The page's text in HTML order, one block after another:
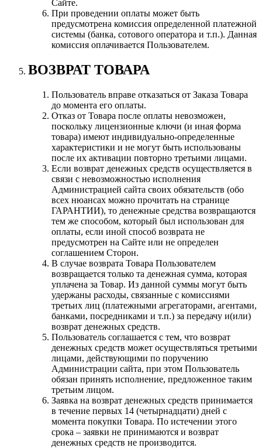
Сайте.
При проведении оплаты может быть
предусмотрена комиссия определенной платежной
системы (банка, сотового оператора и т.п.). Данная
комиссия оплачивается Пользователем.
ВОЗВРАТ ТОВАРА
Пользователь вправе отказаться от Заказа Товара
до момента его оплаты.
Отказ от Товара после оплаты невозможен,
поскольку лицензионные ключи (и иная форма
товара) имеют индивидуально-определенные
характеристики и не могут быть использованы
после их активации повторно третьими лицами.
Если возврат денежных средств осуществляется в
связи с невозможностью исполнения
Администрацией сайта своих обязательств (обо
всех нюансах можно прочитать на странице
ГАРАНТИИ), то денежные средства возвращаются
тем же способом, который был использован для
оплаты, если иной способ возврата не
предусмотрен на Сайте или не определен
соглашением Сторон.
В случае возврата Товара Пользователем
возвращается только та денежная сумма, которая
уплачена за Товар. Из данной суммы могут быть
удержаны расходы, связанные с комиссиями
третьих лиц (платежными агрегаторами, агентами,
банками, посредниками и т.п.) за передачу и(или)
возврат денежных средств.
Пользователь соглашается с тем, что возврат
денежных средств может осуществляться третьими
лицами, действующими по поручению
Администрации сайта, при этом Пользователь
обязан принять исполнение, предложенное таким
третьим лицом.
Заявка на возврат денежных средств принимается
в течение первых 14 (четырнадцати) дней с
момента покупки Товара. По истечении этого
срока – заявки не принимаются и возврат
денежных средств не производится.